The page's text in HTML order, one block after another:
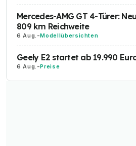
Mercedes-AMG GT 4-Türer:
809 km Reichweite
6 Aug. -Modellübersichten
Geely E2 startet ab 19.990
6 Aug. -Preise